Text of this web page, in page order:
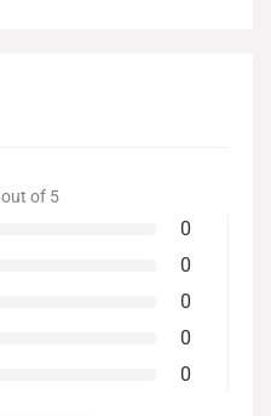
out of 5
0
0
0
0
0